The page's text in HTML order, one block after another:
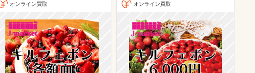
オンライン買取 オンライン買取